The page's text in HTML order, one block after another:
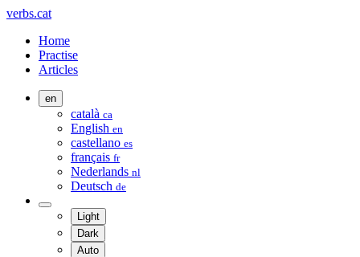
verbs.cat
Home
Practise
Articles
en
català ca
English en
castellano es
français fr
Nederlands nl
Deutsch de
Light
Dark
Auto